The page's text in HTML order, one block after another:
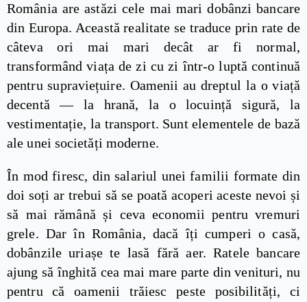
România are astăzi cele mai mari dobânzi bancare
din Europa. Această realitate se traduce prin rate de
câteva ori mai mari decât ar fi normal,
transformând viața de zi cu zi într-o luptă continuă
pentru supraviețuire. Oamenii au dreptul la o viață
decentă — la hrană, la o locuință sigură, la
vestimentație, la transport. Sunt elementele de bază
ale unei societăți moderne.
În mod firesc, din salariul unei familii formate din
doi soți ar trebui să se poată acoperi aceste nevoi și
să mai rămână și ceva economii pentru vremuri
grele. Dar în România, dacă îți cumperi o casă,
dobânzile uriașe te lasă fără aer. Ratele bancare
ajung să înghită cea mai mare parte din venituri, nu
pentru că oamenii trăiesc peste posibilități, ci